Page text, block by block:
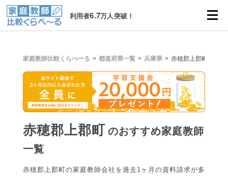
利用者6.7万人突破！
家庭教師比較くらべーる 都道府県一覧 兵庫県 赤穂郡上郡町
赤穂郡上郡町 のおすすめ家庭教師
一覧
赤穂郡上郡町の家庭教師会社を過去1ヶ月の資料請求が多